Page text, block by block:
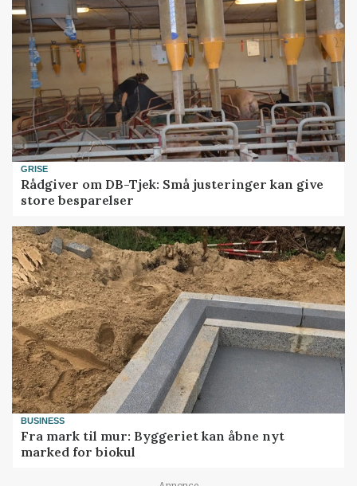
GRISE
Rådgiver om DB-Tjek: Små justeringer kan give
store besparelser
BUSINESS
Fra mark til mur: Byggeriet kan åbne nyt
marked for biokul